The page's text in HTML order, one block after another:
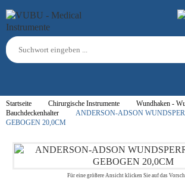
Startseite Chirurgische Instrumente
Wundhaken -
Bauchdeckenhalter
ANDERSON-ADSON
GEBOGEN 20,0CM
Für eine größere Ansicht klicken Sie auf das